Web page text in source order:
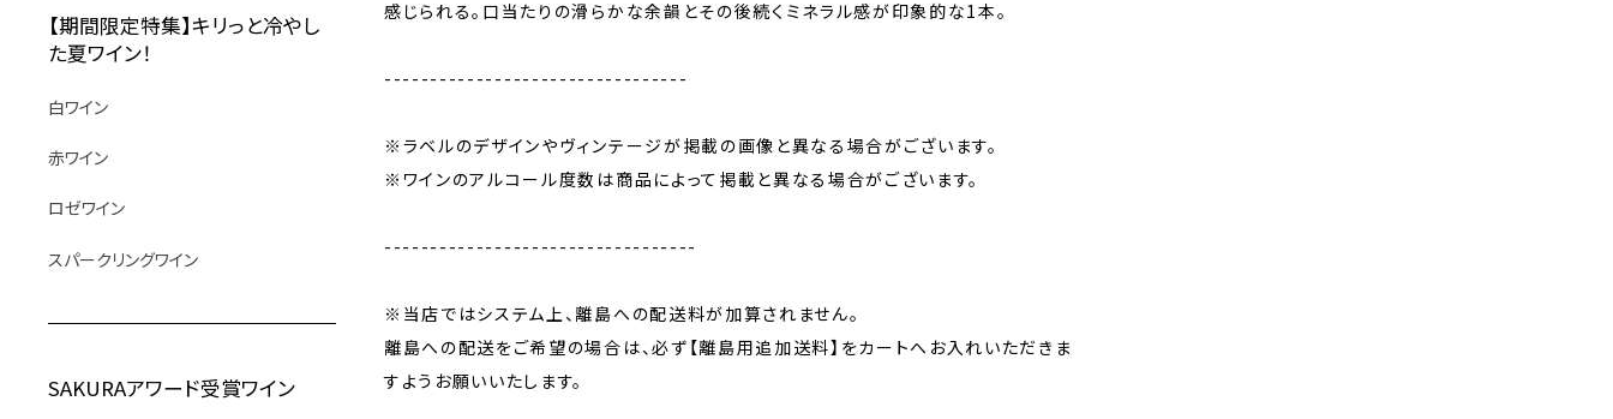
【期間限定特集】キリっと冷やし
た夏ワイン！
白ワイン
赤ワイン
ロゼワイン
スパークリングワイン
SAKURAアワード受賞ワイン
感じられる。口当たりの滑らかな余韻とその後続くミネラル感が印象的な1本。
---------------------------------
※ラベルのデザインやヴィンテージが掲載の画像と異なる場合がございます。
※ワインのアルコール度数は商品によって掲載と異なる場合がございます。
----------------------------------
※当店ではシステム上、離島への配送料が加算されません。
離島への配送をご希望の場合は、必ず【離島用追加送料】をカートへお入れいただきま
すようお願いいたします。